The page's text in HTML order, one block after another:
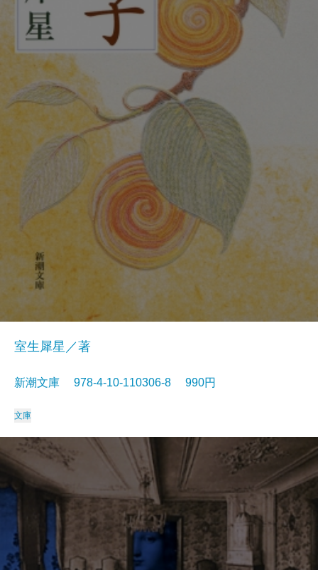
室生犀星／著
新潮文庫 978-4-10-110306-8 990円
文庫